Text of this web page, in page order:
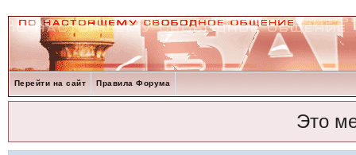
Перейти на сайт Правила Форума
Это